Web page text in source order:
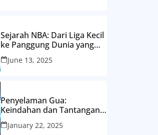
Sejarah NBA: Dari Liga Kecil
ke Panggung Dunia yang
Mendunia
June 13, 2025
Penyelaman Gua:
Keindahan dan Tantangan
Eksplorasi Dunia Bawah
Laut yang Tersembunyi
January 22, 2025